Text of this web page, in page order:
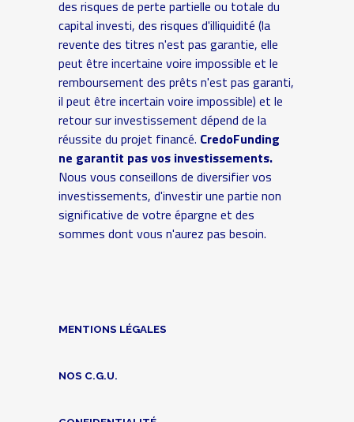
des risques de perte partielle ou totale du
capital investi, des risques d'illiquidité (la
revente des titres n'est pas garantie, elle
peut être incertaine voire impossible et le
remboursement des prêts n'est pas garanti,
il peut être incertain voire impossible) et le
retour sur investissement dépend de la
réussite du projet financé. CredoFunding
ne garantit pas vos investissements.
Nous vous conseillons de diversifier vos
investissements, d'investir une partie non
significative de votre épargne et des
sommes dont vous n'aurez pas besoin.
MENTIONS LÉGALES
NOS C.G.U.